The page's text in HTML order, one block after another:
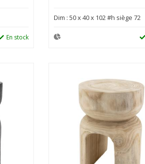
En stock
Dim : 50 x 40 x 102 #h siège 72